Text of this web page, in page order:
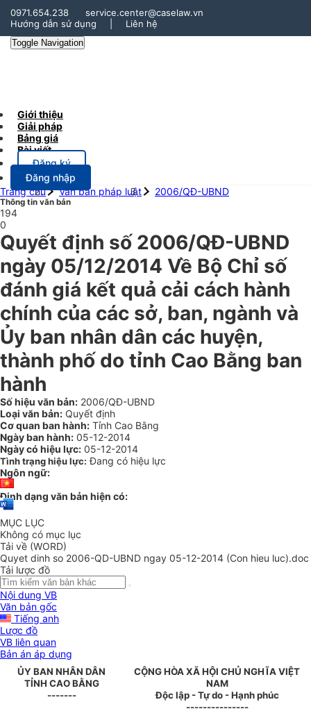
0971.654.238
service.center@caselaw.vn
Hướng dẫn sử dụng
Liên hệ
Toggle Navigation
Giới thiệu
Giải pháp
Bảng giá
Bài viết
Đăng ký
Đăng nhập
Trang chủ
Văn bản pháp luật 2006/QĐ-UBND
Thông tin văn bản
194
0
Quyết định số 2006/QĐ-UBND
ngày 05/12/2014 Về Bộ Chỉ số
đánh giá kết quả cải cách hành
chính của các sở, ban, ngành và
Ủy ban nhân dân các huyện,
thành phố do tỉnh Cao Bằng ban
hành
Số hiệu văn bản: 2006/QĐ-UBND
Loại văn bản: Quyết định
Cơ quan ban hành: Tỉnh Cao Bằng
Ngày ban hành: 05-12-2014
Ngày có hiệu lực: 05-12-2014
Tình trạng hiệu lực: Đang có hiệu lực
Ngôn ngữ:
Định dạng văn bản hiện có:
MỤC LỤC
Không có mục lục
Tải về (WORD)
Quyet dinh so 2006-QD-UBND ngay 05-12-2014 (Con hieu luc).doc
Tải lược đồ
Nội dung VB
Văn bản gốc
Tiếng anh
Lược đồ
VB liên quan
Bản án áp dụng
ỦY BAN NHÂN DÂN
TỈNH CAO BẰNG
-------
CỘNG HÒA XÃ HỘI CHỦ NGHĨA VIỆT
NAM
Độc lập - Tự do - Hạnh phúc
---------------